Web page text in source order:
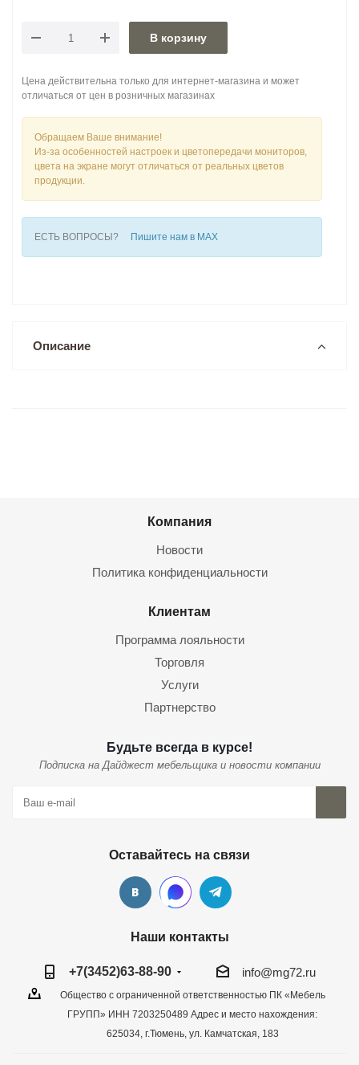
В корзину
Цена действительна только для интернет-магазина и может
отличаться от цен в розничных магазинах
Обращаем Ваше внимание!
Из-за особенностей настроек и цветопередачи мониторов,
цвета на экране могут отличаться от реальных цветов
продукции.
ЕСТЬ ВОПРОСЫ? Пишите нам в MAX
Описание
Компания
Новости
Политика конфиденциальности
Клиентам
Программа лояльности
Торговля
Услуги
Партнерство
Будьте всегда в курсе!
Подписка на Дайджест мебельщика и новости компании
Оставайтесь на связи
Наши контакты
+7(3452)63-88-90 info@mg72.ru
Общество с ограниченной ответственностью ПК «Мебель
ГРУПП» ИНН 7203250489 Адрес и место нахождения:
625034, г.Тюмень, ул. Камчатская, 183